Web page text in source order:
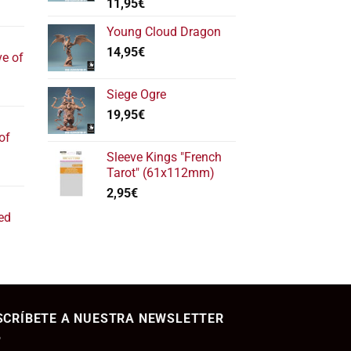
of
con
de 5
11,95€
Young Cloud Dragon
14,95€
Siege Ogre
19,95€
Sleeve Kings "French
Tarot" (61x112mm)
2,95€
A NUESTRA NEWSLETTER